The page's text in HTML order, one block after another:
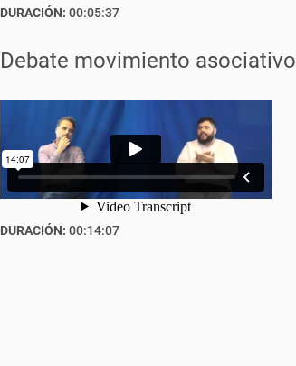
DURACIÓN: 00:05:37
Debate movimiento asociativo
DURACIÓN: 00:14:07